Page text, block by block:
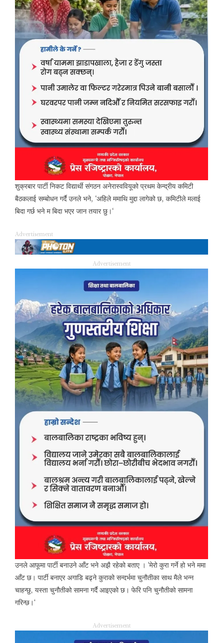
शुक्रबार पार्टी निकट विद्यार्थी संगठन अनेरास्ववियूको प्रथम केन्द्रीय कमिटी
बैठकलाई सम्बोधन गर्दै उनले भने, ‘अहिले ममाथि मुद्दा लागेको छ, कमिटीले मलाई
बिदा गर्छ भने म बिदा भएर जान तयार छु।‘
Advertisement
Advertisement
उनले आफूमा पार्टी बनाउने आँट भने अझै रहेको बताए । ‘मेरो कुरा गर्ने हो भने ममा
आँट छ। पार्टी बनाएर अगाडि बढ्ने कुराको सन्दर्भमा चुनौतीका साथ मैले भन्न
चाहन्छु, यस्ता चुनौतीको सामना गर्दै आइएको छ। फेरि पनि चुनौतीको सामना
गरिन्छ।‘
Advertisement